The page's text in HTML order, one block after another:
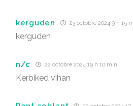
kerguden 23 octobre 2024 9 h 15
kerguden
n/c 22 octobre 2024 19 h 10 min
Kerbiked vihan